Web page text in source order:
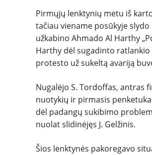
Pirmųjų lenktynių metu iš
tačiau viename posūkyje
užkabino Ahmado Al Harthy
Harthy dėl sugadinto
protesto už sukeltą avariją
Nugalėjo S. Tordoffas, antras
nuotykių ir pirmasis
dėl padangų sukibimo
nuolat slidinėjęs J. Gelžinis.
Šios lenktynės pakoregavo